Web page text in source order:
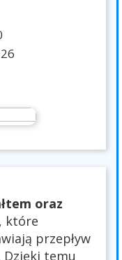
oraz
, które
przepływ
Dzięki temu